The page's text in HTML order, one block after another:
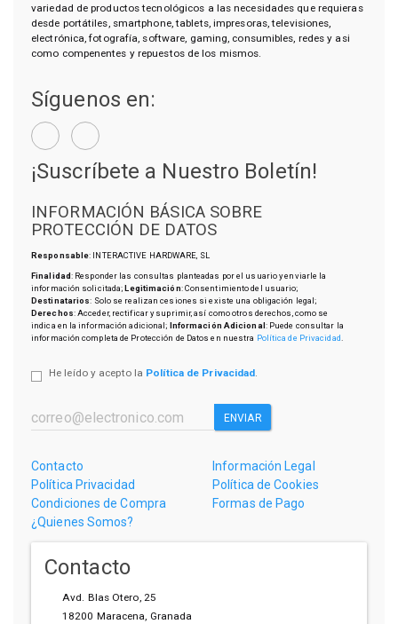
variedad de productos tecnológicos a las necesidades que requieras
desde portátiles, smartphone, tablets, impresoras, televisiones,
electrónica, fotografía, software, gaming, consumibles, redes y asi
como compenentes y repuestos de los mismos.
Síguenos en:
¡Suscríbete a Nuestro Boletín!
INFORMACIÓN BÁSICA SOBRE
PROTECCIÓN DE DATOS
Responsable: INTERACTIVE HARDWARE, SL
Finalidad: Responder las consultas planteadas por el usuario y enviarle la
información solicitada;Legitimación: Consentimiento del usuario;
Destinatarios: Solo se realizan cesiones si existe una obligación legal;
Derechos: Acceder, rectificar y suprimir, así como otros derechos, como se
indica en la información adicional; Información Adicional: Puede consultar la
información completa de Protección de Datos en nuestra Política de Privacidad
He leído y acepto la Política de Privacidad.
ENVIAR
Contacto
Información Legal
Política Privacidad
Política de Cookies
Condiciones de Compra
Formas de Pago
¿Quienes Somos?
Contacto
Avd. Blas Otero, 25
18200 Maracena, Granada